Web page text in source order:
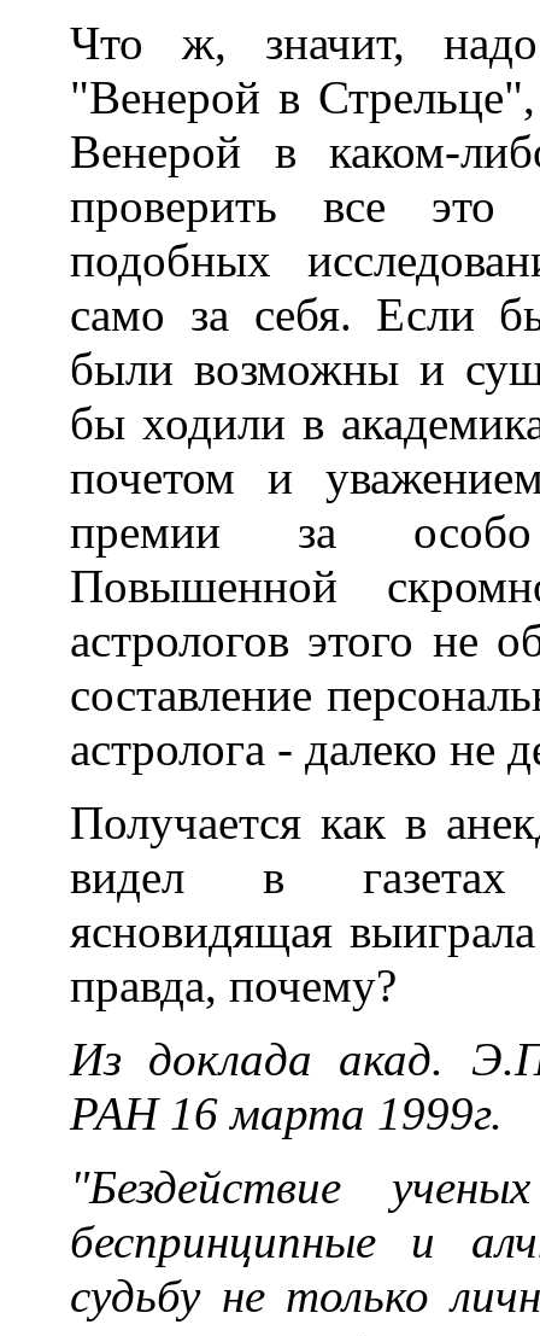
Что ж, значит,
"Венерой в
Венерой в каком-
проверить все это
подобных
само за себя. Если
были возможны и
бы ходили в
почетом и
премии за особо
Повышенной
астрологов этого не
составление
астролога - далеко не
Получается как в
видел в газетах
ясновидящая
правда, почему?
Из доклада акад.
РАН 16 марта 1999г.
"Бездействие
беспринципные и
судьбу не только